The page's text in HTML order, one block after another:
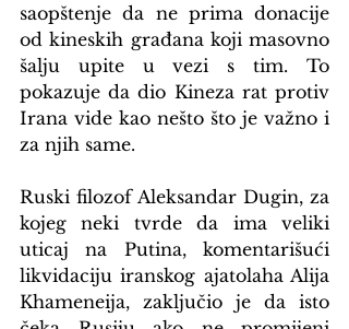
saopštenje da ne prima donacije
od kineskih građana koji masovno
šalju upite u vezi s tim. To
pokazuje da dio Kineza rat protiv
Irana vide kao nešto što je važno i
za njih same.
Ruski filozof Aleksandar Dugin, za
kojeg neki tvrde da ima veliki
uticaj na Putina, komentarišući
likvidaciju iranskog ajatolaha Alija
Khameneija, zaključio je da isto